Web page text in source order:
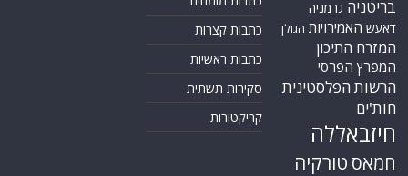
בריטניה גרמניה
דאעש האמירויות הגולן
המזרח התיכון
המפרץ הפרסי
הרשות הפלסטינית
חות'ים
חיזבאללה
חמאס טורקיה
כתבות קצרות
כתבות ראשיות
סקירות תשתית
קריקטורות